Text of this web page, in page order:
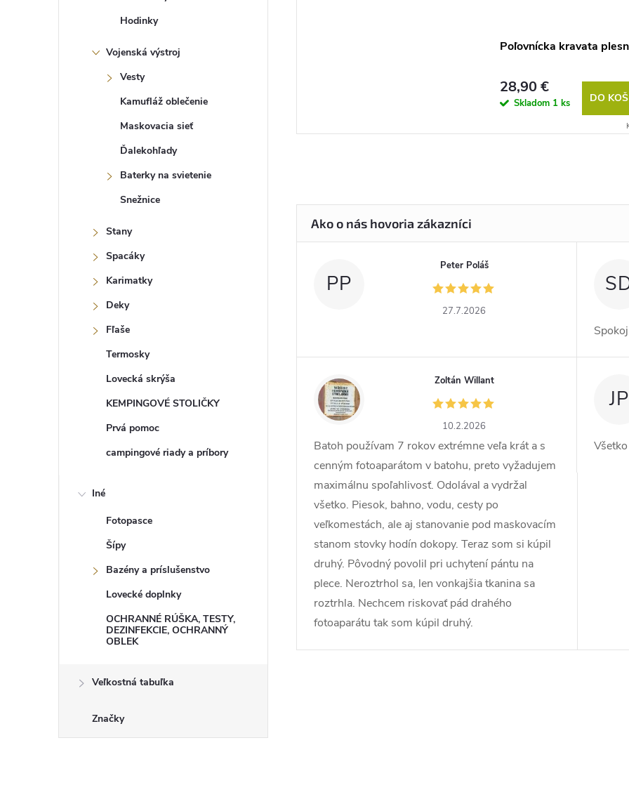
Hodinky
Vojenská výstroj
Vesty
Kamufláž oblečenie
Maskovacia sieť
Ďalekohľady
Baterky na svietenie
Snežnice
Stany
Spacáky
Karimatky
Deky
Fľaše
Termosky
Lovecká skrýša
KEMPINGOVÉ STOLIČKY
Prvá pomoc
campingové riady a príbory
Iné
Fotopasce
Šípy
Bazény a príslušenstvo
Lovecké doplnky
OCHRANNÉ RÚŠKA, TESTY,
DEZINFEKCIE, OCHRANNÝ
OBLEK
Veľkostná tabuľka
Značky
Poľovnícka kravata
28,90 €
Skladom 1 ks DO
PP
Peter Poláš
27.7.2026
ZW
Zoltán Willant
10.2.2026
Batoh používam 7 rokov extrémne veľa krát a s
cenným fotoaparátom v batohu, preto vyžadujem
maximálnu spoľahlivosť. Odolával a vydržal
všetko. Piesok, bahno, vodu, cesty po
veľkomestách, ale aj stanovanie pod maskovacím
stanom stovky hodín dokopy. Teraz som si kúpil
druhý. Pôvodný povolil pri uchytení pántu na
plece. Neroztrhol sa, len vonkajšia tkanina sa
roztrhla. Nechcem riskovať pád drahého
fotoaparátu tak som kúpil druhý.
JP